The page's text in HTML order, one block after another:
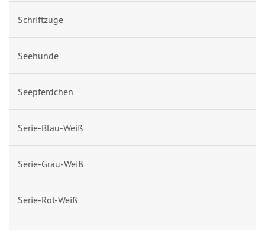
Schriftzüge
Seehunde
Seepferdchen
Serie-Blau-Weiß
Serie-Grau-Weiß
Serie-Rot-Weiß